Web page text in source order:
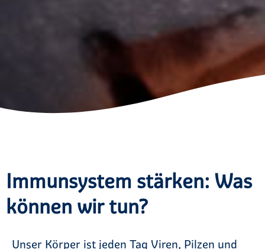
Immunsystem stärken: Was
können wir tun?
Unser Körper ist jeden Tag Viren, Pilzen und